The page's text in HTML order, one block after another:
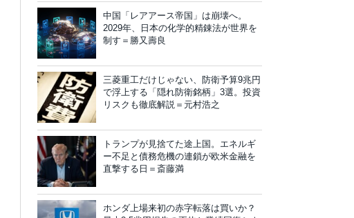
中国「レアアース帝国」は崩壊へ。
2029年、日本の化学的精錬法が世界を
制す＝勝又壽良
三菱重工だけじゃない、防衛予算9兆円
で浮上する「隠れ防衛銘柄」3選。投資
リスクも徹底解説＝元村浩之
トランプが見捨てた途上国。エネルギ
ー不足と債務危機の連鎖が欧米金融を
直撃する日＝斎藤満
ホンダ上場来初の赤字転落は買いか？